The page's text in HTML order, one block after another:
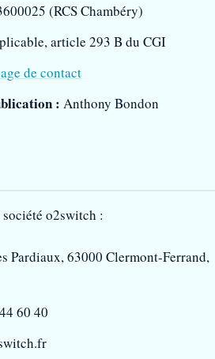
(RCS Chambéry)
article 293 B du CGI
de contact
: Anthony Bondon
o2switch :
Pardiaux, 63000 Clermont-Ferrand,
60 40